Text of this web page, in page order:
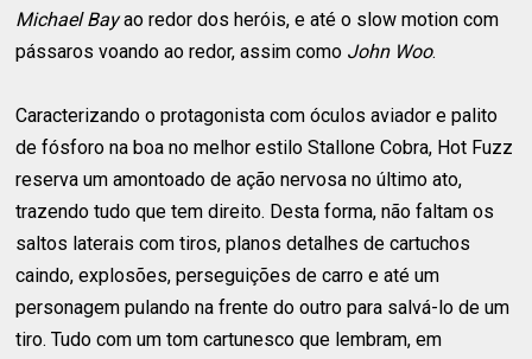
Michael Bayao redor dos heróis, e até o slow motion com
pássaros voando ao redor, assim como John Woo.
Caracterizando o protagonista com óculos aviador e palito
de fósforo na boa no melhor estilo Stallone Cobra, Hot Fuzz
reserva um amontoado de ação nervosa no último ato,
trazendo tudo que tem direito. Desta forma, não faltam os
saltos laterais com tiros, planos detalhes de cartuchos
caindo, explosões, perseguições de carro e até um
personagem pulando na frente do outro para salvá-lo de um
tiro. Tudo com um tom cartunesco que lembram, em